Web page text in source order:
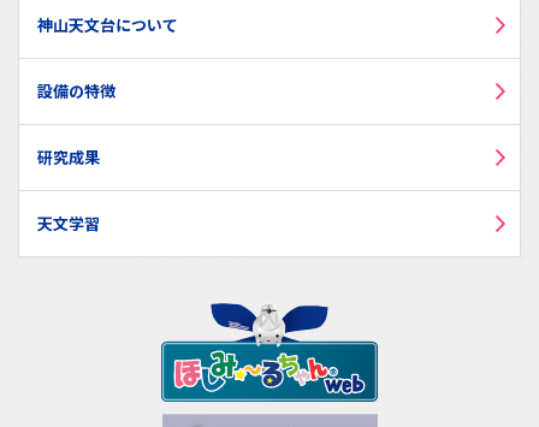
神山天文台について
設備の特徴
研究成果
天文学習